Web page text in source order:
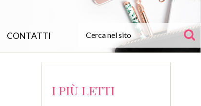
CONTATTI
I PIÙ LETTI